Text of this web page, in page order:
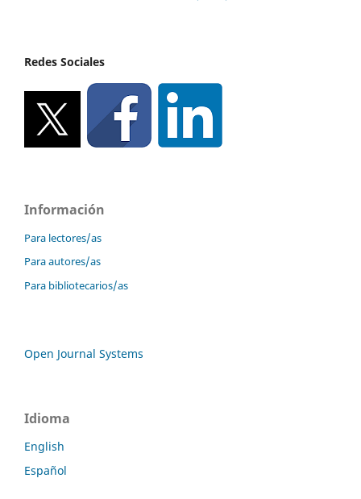
Redes Sociales
Información
Para lectores/as
Para autores/as
Para bibliotecarios/as
Open Journal Systems
Idioma
English
Español